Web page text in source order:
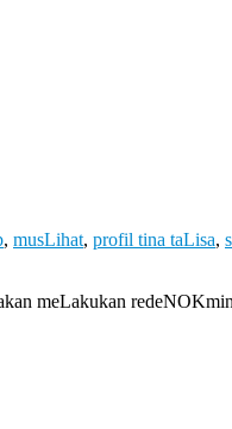
, musLihat, profil tina taLisa,
meLakukan